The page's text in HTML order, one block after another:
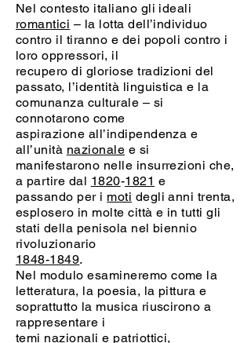
Nel contesto italiano gli ideali
romantici – la lotta dell’individuo
contro il tiranno e dei popoli contro i
loro oppressori, il
recupero di gloriose tradizioni del
passato, l’identità linguistica e la
comunanza culturale – si
connotarono come
aspirazione all’indipendenza e
all’unità nazionale e si
manifestarono nelle insurrezioni che,
a partire dal 1820-1821 e
passando per i moti degli anni trenta,
esplosero in molte città e in tutti gli
stati della penisola nel biennio
rivoluzionario
1848-1849.
Nel modulo esamineremo come la
letteratura, la poesia, la pittura e
soprattutto la musica riuscirono a
rappresentare i
temi nazionali e patriottici,